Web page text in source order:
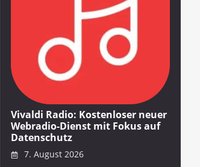
Vivaldi Radio: Kostenloser neuer
Webradio-Dienst mit Fokus auf
Datenschutz
7. August 2026